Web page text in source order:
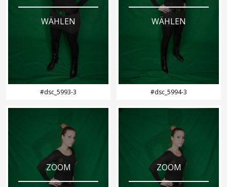
WÄHLEN
#dsc_5993-3
WÄHLEN
#dsc_5994-3
ZOOM ZOOM